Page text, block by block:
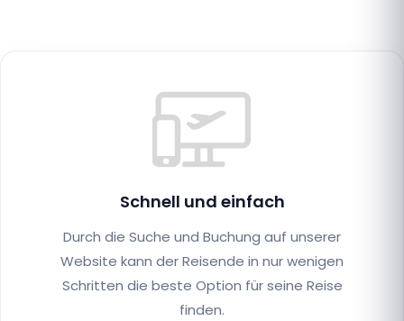
Schnell und einfach
Durch die Suche und Buchung auf unserer
Website kann der Reisende in nur wenigen
Schritten die beste Option für seine Reise
finden.